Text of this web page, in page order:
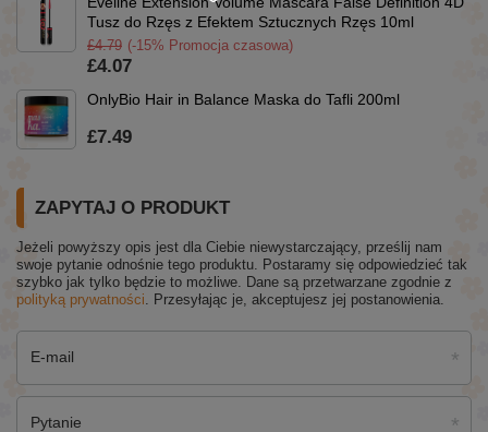
Tusz do Rzęs z Efektem Sztucznych Rzęs 10ml
£4.79 (-15% Promocja czasowa)
£4.07
OnlyBio Hair in Balance Maska do Tafli 200ml
£7.49
ZAPYTAJ O PRODUKT
Jeżeli powyższy opis jest dla Ciebie niewystarczający, prześlij nam
swoje pytanie odnośnie tego produktu. Postaramy się odpowiedzieć tak
szybko jak tylko będzie to możliwe. Dane są przetwarzane zgodnie z
polityką prywatności . Przesyłając je, akceptujesz jej postanowienia.
E-mail
Pytanie